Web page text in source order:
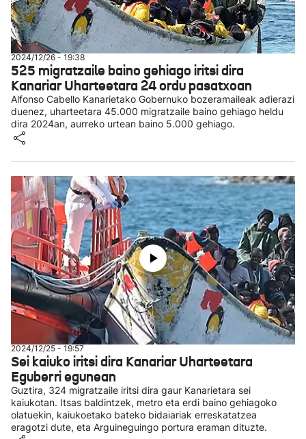
2024/12/26 - 19:38
525 migratzaile baino gehiago iritsi dira
Kanariar Uharteetara 24 ordu pasatxoan
Alfonso Cabello Kanarietako Gobernuko bozeramaileak adierazi
duenez, uharteetara 45.000 migratzaile baino gehiago heldu
dira 2024an, aurreko urtean baino 5.000 gehiago.
2024/12/25 - 19:57
Sei kaiuko iritsi dira Kanariar Uharteetara
Eguberri egunean
Guztira, 324 migratzaile iritsi dira gaur Kanarietara sei
kaiukotan. Itsas baldintzek, metro eta erdi baino gehiagoko
olatuekin, kaiukoetako bateko bidaiariak erreskatatzea
eragotzi dute, eta Arguineguingo portura eraman dituzte.